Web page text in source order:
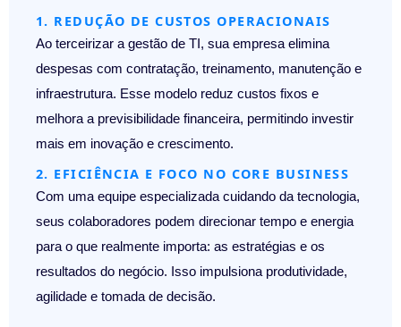
1. REDUÇÃO DE CUSTOS OPERACIONAIS
Ao terceirizar a gestão de TI, sua empresa elimina
despesas com contratação, treinamento, manutenção e
infraestrutura. Esse modelo reduz custos fixos e
melhora a previsibilidade financeira, permitindo investir
mais em inovação e crescimento.
2. EFICIÊNCIA E FOCO NO CORE BUSINESS
Com uma equipe especializada cuidando da tecnologia,
seus colaboradores podem direcionar tempo e energia
para o que realmente importa: as estratégias e os
resultados do negócio. Isso impulsiona produtividade,
agilidade e tomada de decisão.